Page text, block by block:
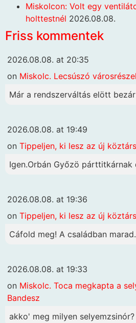
Miskolcon: Volt egy
holttestnél 2026.08.08.
Friss kommentek
2026.08.08. at 20:35
on Miskolc. Lecsúszó
Már a rendszerváltás elött
2026.08.08. at 19:49
on Tippeljen, ki lesz az új
Igen.Orbán Győzö párttitkárnak
2026.08.08. at 19:36
on Tippeljen, ki lesz az új
Cáfold meg! A családban
2026.08.08. at 19:33
on Miskolc. Toca megkapta a
Bandesz
akko' meg milyen selyemzsinór?